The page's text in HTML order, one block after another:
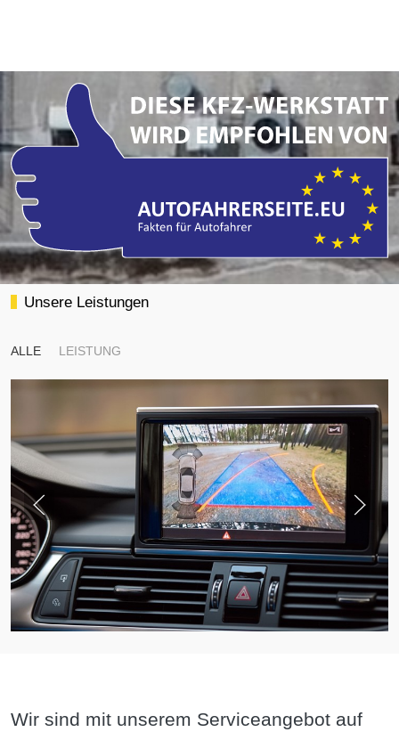
Unsere Leistungen
ALLE LEISTUNG
Wir sind mit unserem Serviceangebot auf